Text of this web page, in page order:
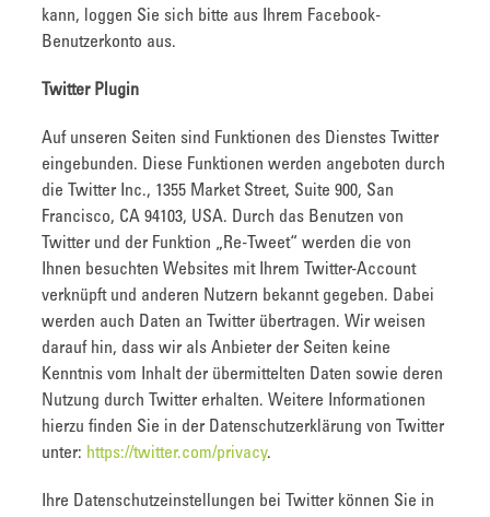
kann, loggen Sie sich bitte aus Ihrem Facebook-
Benutzerkonto aus.
Twitter Plugin
Auf unseren Seiten sind Funktionen des Dienstes Twitter
eingebunden. Diese Funktionen werden angeboten durch
die Twitter Inc., 1355 Market Street, Suite 900, San
Francisco, CA 94103, USA. Durch das Benutzen von
Twitter und der Funktion „Re-Tweet“ werden die von
Ihnen besuchten Websites mit Ihrem Twitter-Account
verknüpft und anderen Nutzern bekannt gegeben. Dabei
werden auch Daten an Twitter übertragen. Wir weisen
darauf hin, dass wir als Anbieter der Seiten keine
Kenntnis vom Inhalt der übermittelten Daten sowie deren
Nutzung durch Twitter erhalten. Weitere Informationen
hierzu finden Sie in der Datenschutzerklärung von Twitter
unter: https://twitter.com/privacy.
Ihre Datenschutzeinstellungen bei Twitter können Sie in